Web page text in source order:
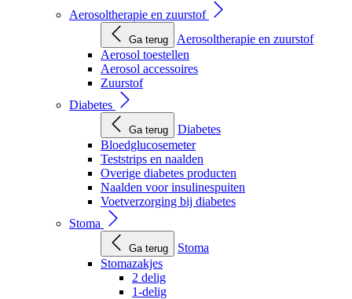
Aerosoltherapie en zuurstof
Ga terug
Aerosoltherapie en zuurstof
Aerosol toestellen
Aerosol accessoires
Zuurstof
Diabetes
Ga terug
Diabetes
Bloedglucosemeter
Teststrips en naalden
Overige diabetes producten
Naalden voor insulinespuiten
Voetverzorging bij diabetes
Stoma
Ga terug
Stoma
Stomazakjes
2 delig
1-delig